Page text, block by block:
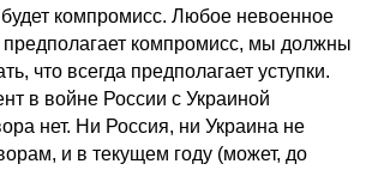
компромисс. Любое невоенное
предполагает компромисс, мы должны
что всегда предполагает уступки.
в войне России с Украиной
нет. Ни Россия, ни Украина не
и в текущем году (может, до